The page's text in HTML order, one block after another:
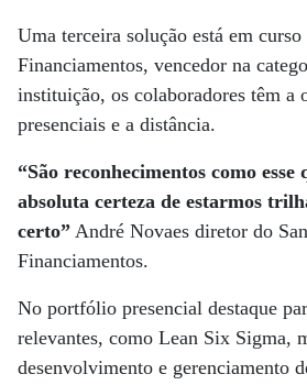
Uma terceira solução está em curso
Financiamentos, vencedor na
instituição, os colaboradores têm a
presenciais e a distância.
“São reconhecimentos como esse
absoluta certeza de estarmos
certo” André Novaes diretor do
Financiamentos.
No portfólio presencial destaque
relevantes, como Lean Six Sigma,
desenvolvimento e gerenciamento